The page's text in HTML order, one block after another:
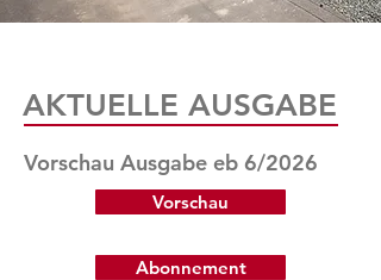
AKTUELLE AUSGABE
Vorschau Ausgabe eb 6/2026
Vorschau
Abonnement